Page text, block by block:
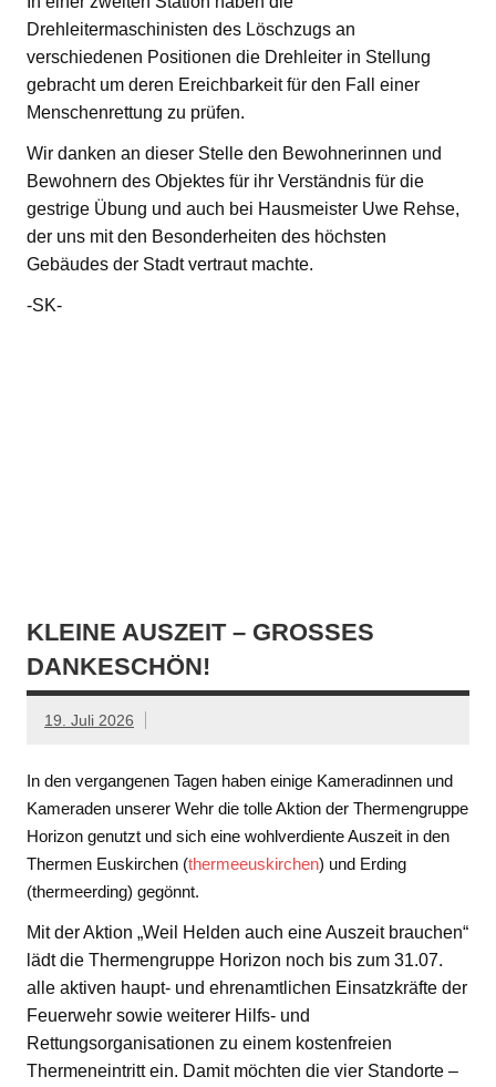
Drehleitermaschinisten des Löschzugs an
verschiedenen Positionen die Drehleiter in Stellung
gebracht um deren Ereichbarkeit für den Fall einer
Menschenrettung zu prüfen.
Wir danken an dieser Stelle den Bewohnerinnen und
Bewohnern des Objektes für ihr Verständnis für die
gestrige Übung und auch bei Hausmeister Uwe Rehse,
der uns mit den Besonderheiten des höchsten
Gebäudes der Stadt vertraut machte.
-SK-
KLEINE AUSZEIT – GROSSES D
ANKESCHÖN!
19. Juli 2026
In den vergangenen Tagen haben einige Kameradinnen und
Kameraden unserer Wehr die tolle Aktion der Thermengruppe
Horizon genutzt und sich eine wohlverdiente Auszeit in den
Thermen Euskirchen (thermeeuskirchen) und Erding
(thermeerding) gegönnt.
Mit der Aktion „Weil Helden auch eine Auszeit brauchen“
lädt die Thermengruppe Horizon noch bis zum 31.07.
alle aktiven haupt- und ehrenamtlichen Einsatzkräfte der
Feuerwehr sowie weiterer Hilfs- und
Rettungsorganisationen zu einem kostenfreien
Thermeneintritt ein. Damit möchten die vier Standorte –